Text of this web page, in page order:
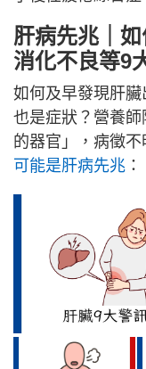
肝病先兆｜
消化不良等9
如何及早發現肝
也是症狀？營養
的器官」，病徵不
可能是肝病先兆 ：